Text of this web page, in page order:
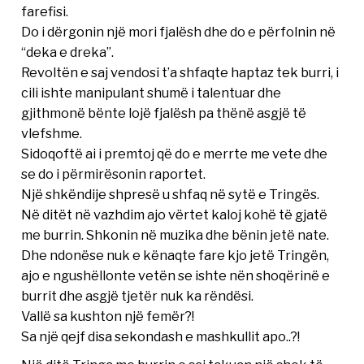
farefisi.
Do i dërgonin një mori fjalësh dhe do e përfolnin në
“deka e dreka”.
Revoltën e saj vendosi t’a shfaqte haptaz tek burri, i
cili ishte manipulant shumë i talentuar dhe
gjithmonë bënte lojë fjalësh pa thënë asgjë të
vlefshme.
Sidoqoftë ai i premtoj që do e merrte me vete dhe
se do i përmirësonin raportet.
Një shkëndije shpresë u shfaq në sytë e Tringës.
Në ditët në vazhdim ajo vërtet kaloj kohë të gjatë
me burrin. Shkonin në muzika dhe bënin jetë nate.
Dhe ndonëse nuk e kënaqte fare kjo jetë Tringën,
ajo e ngushëllonte vetën se ishte nën shoqërinë e
burrit dhe asgjë tjetër nuk ka rëndësi.
Vallë sa kushton një femër?!
Sa një qejf disa sekondash e mashkullit apo..?!